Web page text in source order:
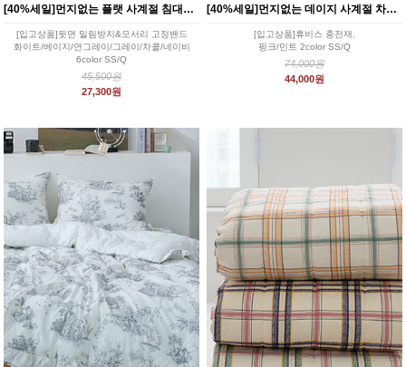
[40%세일]먼지없는 플랫 사계절 침대패드 6color
[입고상품]뒷면 밀림방지&모서리 고정밴드
화이트/베이지/연그레이/그레이/차콜/네이비
6color SS/Q
45,500원
27,300원
[40%세일]먼지없는 데이지 사계절 차렵이불 2color
[입고상품]휴비스 충전재.
핑크/민트 2color SS/Q
74,000원
44,000원